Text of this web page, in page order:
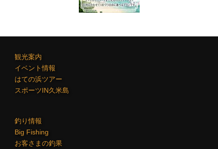
観光案内
イベント情報
はての浜ツアー
スポーツIN久米島
釣り情報
Big Fishing
お客さまの釣果